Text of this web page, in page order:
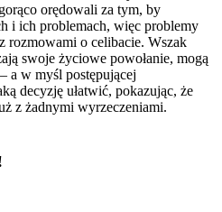
orędowali za tym, by
i ich problemach, więc problemy
rozmowami o celibacie. Wszak
swoje życiowe powołanie, mogą
a w myśl postępującej
decyzję ułatwić, pokazując, że
z żadnymi wyrzeczeniami.